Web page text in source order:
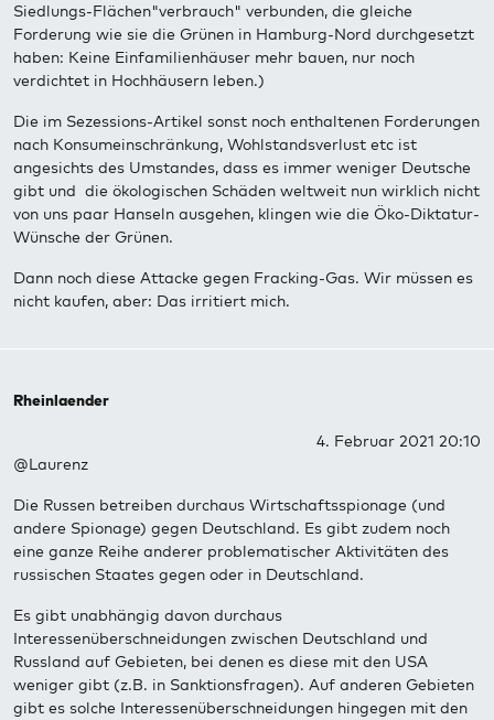
Siedlungs-Flächen"verbrauch" verbunden, die gleiche
Forderung wie sie die Grünen in Hamburg-Nord durchgesetzt
haben: Keine Einfamilienhäuser mehr bauen, nur noch
verdichtet in Hochhäusern leben.)
Die im Sezessions-Artikel sonst noch enthaltenen Forderungen
nach Konsumeinschränkung, Wohlstandsverlust etc ist
angesichts des Umstandes, dass es immer weniger Deutsche
gibt und die ökologischen Schäden weltweit nun wirklich nicht
von uns paar Hanseln ausgehen, klingen wie die Öko-Diktatur-
Wünsche der Grünen.
Dann noch diese Attacke gegen Fracking-Gas. Wir müssen es
nicht kaufen, aber: Das irritiert mich.
Rheinlaender
4. Februar 2021 20:10
@Laurenz
Die Russen betreiben durchaus Wirtschaftsspionage (und
andere Spionage) gegen Deutschland. Es gibt zudem noch
eine ganze Reihe anderer problematischer Aktivitäten des
russischen Staates gegen oder in Deutschland.
Es gibt unabhängig davon durchaus
Interessenüberschneidungen zwischen Deutschland und
Russland auf Gebieten, bei denen es diese mit den USA
weniger gibt (z.B. in Sanktionsfragen). Auf anderen Gebieten
gibt es solche Interessenüberschneidungen hingegen mit den